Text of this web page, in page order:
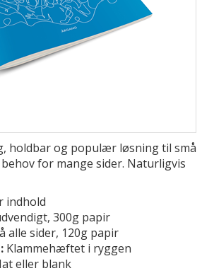
holdbar og populær løsning til små
for mange sider. Naturligvis
indhold
300g papir
alle sider, 120g papir
Klammehæftet i ryggen
eller blank